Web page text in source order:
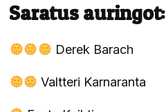
Saratus auringot:
Derek Barach
Valtteri Karnaranta